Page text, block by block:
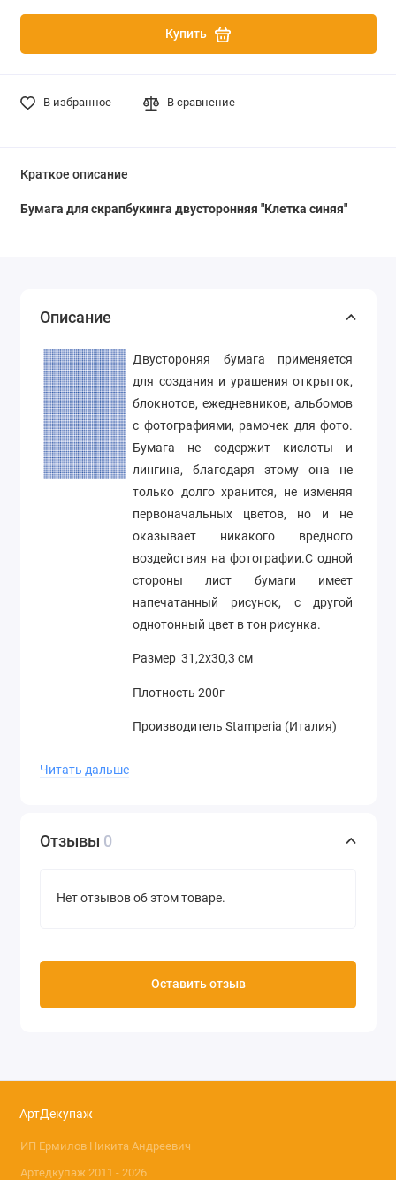
Купить
В избранное В сравнение
Краткое описание
Бумага для скрапбукинга двусторонняя "Клетка синяя"
Описание
Двустороняя бумага применяется
для создания и урашения открыток,
блокнотов, ежедневников, альбомов
с фотографиями, рамочек для фото.
Бумага не содержит кислоты и
лингина, благодаря этому она не
только долго хранится, не изменяя
первоначальных цветов, но и не
оказывает никакого вредного
воздействия на фотографии.С одной
стороны лист бумаги имеет
напечатанный рисунок, с другой
однотонный цвет в тон рисунка.
Размер 31,2х30,3 см
Плотность 200г
Производитель Stamperia (Италия)
Читать дальше
Отзывы 0
Нет отзывов об этом товаре.
Оставить отзыв
АртДекупаж
ИП Ермилов Никита Андреевич
Артедкупаж 2011 - 2026